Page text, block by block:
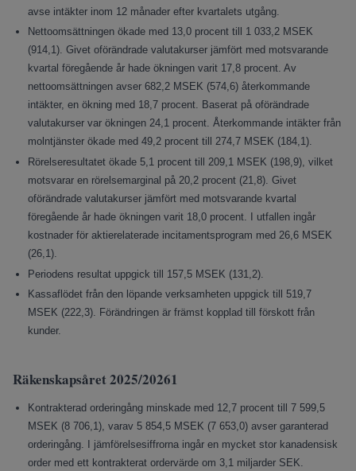
avse intäkter inom 12 månader efter kvartalets utgång.
Nettoomsättningen ökade med 13,0 procent till 1 033,2 MSEK
(914,1). Givet oförändrade valutakurser jämfört med motsvarande
kvartal föregående år hade ökningen varit 17,8 procent. Av
nettoomsättningen avser 682,2 MSEK (574,6) återkommande
intäkter, en ökning med 18,7 procent. Baserat på oförändrade
valutakurser var ökningen 24,1 procent. Återkommande intäkter från
molntjänster ökade med 49,2 procent till 274,7 MSEK (184,1).
Rörelseresultatet ökade 5,1 procent till 209,1 MSEK (198,9), vilket
motsvarar en rörelsemarginal på 20,2 procent (21,8). Givet
oförändrade valutakurser jämfört med motsvarande kvartal
föregående år hade ökningen varit 18,0 procent. I utfallen ingår
kostnader för aktierelaterade incitamentsprogram med 26,6 MSEK
(26,1).
Periodens resultat uppgick till 157,5 MSEK (131,2).
Kassaflödet från den löpande verksamheten uppgick till 519,7
MSEK (222,3). Förändringen är främst kopplad till förskott från
kunder.
Räkenskapsåret 2025/20261
Kontrakterad orderingång minskade med 12,7 procent till 7 599,5
MSEK (8 706,1), varav 5 854,5 MSEK (7 653,0) avser garanterad
orderingång. I jämförelsesiffrorna ingår en mycket stor kanadensisk
order med ett kontrakterat ordervärde om 3,1 miljarder SEK.